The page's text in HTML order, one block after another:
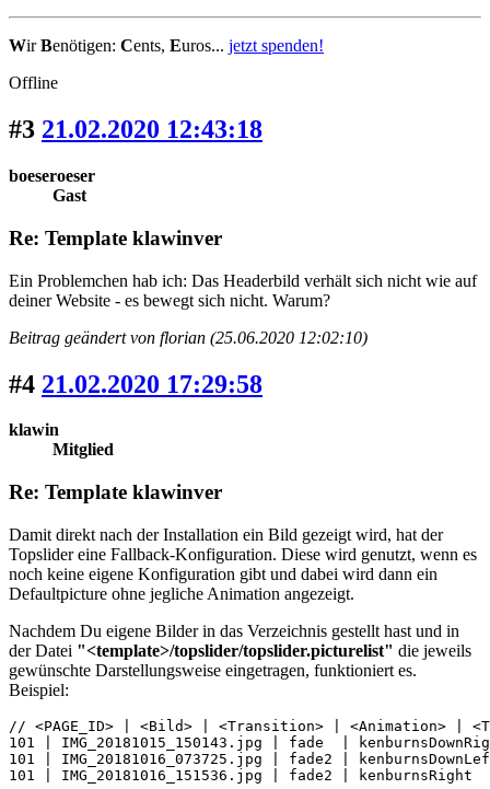
WirBenötigen: Cents, Euros... jetzt spenden!
Offline
#3 21.02.2020 12:43:18
boeseroeser
Gast
Re: Template klawinver
Ein Problemchen hab ich: Das Headerbild verhält sich nicht wie auf
deiner Website - es bewegt sich nicht. Warum?
Beitrag geändert von florian (25.06.2020 12:02:10)
#4 21.02.2020 17:29:58
klawin
Mitglied
Re: Template klawinver
Damit direkt nach der Installation ein Bild gezeigt wird, hat der
Topslider eine Fallback-Konfiguration. Diese wird genutzt, wenn es
noch keine eigene Konfiguration gibt und dabei wird dann ein
Defaultpicture ohne jegliche Animation angezeigt.
Nachdem Du eigene Bilder in das Verzeichnis gestellt hast und in
der Datei "<template>/topslider/topslider.picturelist" die jeweils
gewünschte Darstellungsweise eingetragen, funktioniert es.
Beispiel:
// <PAGE_ID> | <Bild> | <Transition> | <Animation> |
101 | IMG_20181015_150143.jpg | fade  |
101 | IMG_20181016_073725.jpg | fade2 |
101 | IMG_20181016_151536.jpg | fade2 |